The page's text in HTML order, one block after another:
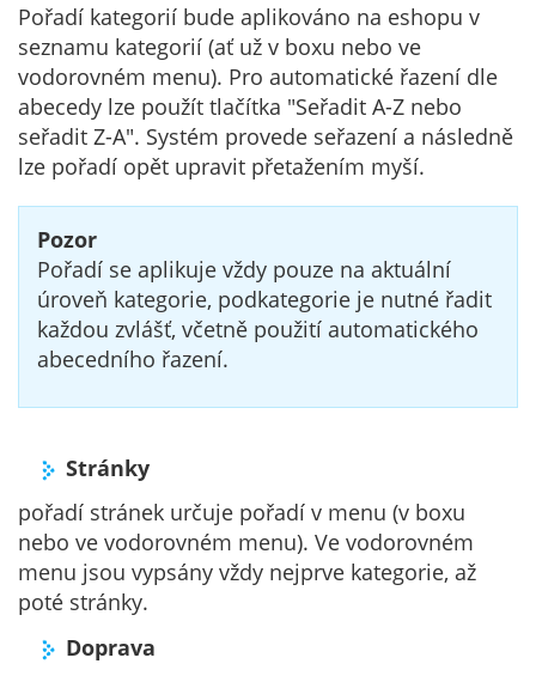
Pořadí kategorií bude aplikováno na eshopu v
seznamu kategorií (ať už v boxu nebo ve
vodorovném menu). Pro automatické řazení dle
abecedy lze použít tlačítka "Seřadit A-Z nebo
seřadit Z-A". Systém provede seřazení a následně
lze pořadí opět upravit přetažením myší.
Pozor
Pořadí se aplikuje vždy pouze na aktuální
úroveň kategorie, podkategorie je nutné řadit
každou zvlášť, včetně použití automatického
abecedního řazení.
Stránky
pořadí stránek určuje pořadí v menu (v boxu
nebo ve vodorovném menu). Ve vodorovném
menu jsou vypsány vždy nejprve kategorie, až
poté stránky.
Doprava